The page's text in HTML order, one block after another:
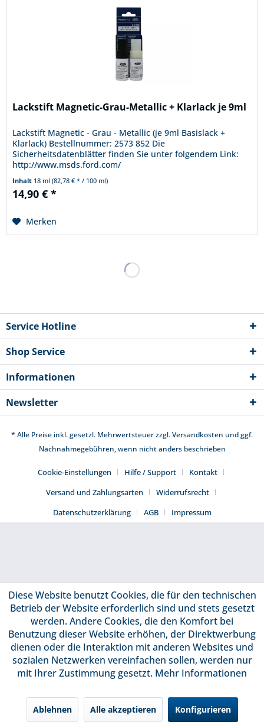
Lackstift Magnetic-Grau-Metallic + Klarlack je 9ml
Lackstift Magnetic - Grau - Metallic (je 9ml Basislack +
Klarlack) Bestellnummer: 2573 852 Die
Sicherheitsdatenblätter finden Sie unter folgendem Link:
http://www.msds.ford.com/
Inhalt 18 ml(82,78 € * / 100 ml)
14,90 € *
Merken
Service Hotline
Shop Service
Informationen
Newsletter
* Alle Preise inkl. gesetzl. Mehrwertsteuer zzgl.Versandkosten und ggf.
Nachnahmegebühren, wenn nicht anders beschrieben
Cookie-Einstellungen Hilfe / Support
Kontakt
Versand und Zahlungsarten
Widerrufsrecht
Datenschutzerklärung
AGB Impressum
Diese Website benutzt Cookies, die für den technischen
Betrieb der Website erforderlich sind und stets gesetzt
werden. Andere Cookies, die den Komfort bei
Benutzung dieser Website erhöhen, der Direktwerbung
dienen oder die Interaktion mit anderen Websites und
sozialen Netzwerken vereinfachen sollen, werden nur
mit Ihrer Zustimmung gesetzt. Mehr Informationen
Ablehnen Alle akzeptieren Konfigurieren